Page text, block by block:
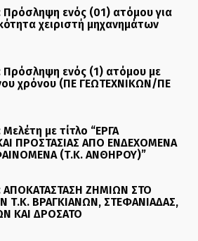
ενός (01) ατόμου για
χειριστή μηχανημάτων
ενός (1) ατόμου με
χρόνου (ΠΕ ΓΕΩΤΕΧΝΙΚΩΝ/ΠΕ
με τίτλο “ΕΡΓΑ
ΠΡΟΣΤΑΣΙΑΣ ΑΠΟ ΕΝΔΕΧΟΜΕΝΑ
(Τ.Κ. ΑΝΘΗΡΟΥ)”
ΖΗΜΙΩΝ ΣΤΟ
Τ.Κ. ΒΡΑΓΚΙΑΝΩΝ, ΣΤΕΦΑΝΙΑΔΑΣ,
ΚΑΙ ΔΡΟΣΑΤΟ